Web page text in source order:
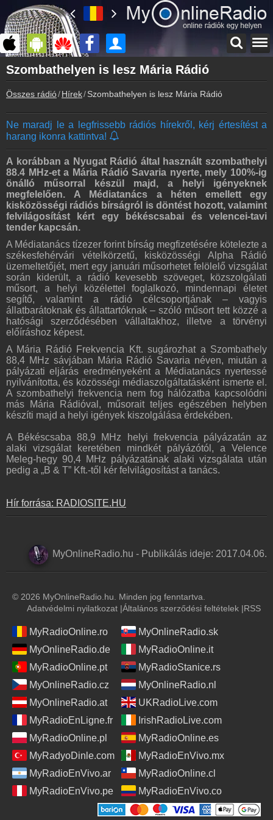
Főoldal
myonlineradio.hu
Bejelentkezés
Kapcsolat
Írj nekünk!
Partnerek
Rádiós partnerek
Rádió beágyazás
Ágyazd be weboldaladba
Online rádió készítés
Készítés lépésről lépésre
Szombathelyen is lesz Mária Rádió
Összes rádió Hírek Szombathelyen is lesz Mária Rádió
Ne maradj le a legfrissebb rádiós hírekről, kérj értesítést a
harang ikonra kattintva!
A korábban a Nyugat Rádió által használt szombathelyi
88.4 MHz-et a Mária Rádió Savaria nyerte, mely 100%-ig
önálló műsorral készül majd, a helyi igényeknek
megfelelően. A Médiatanács a héten emellett egy
kisközösségi rádiós bírságról is döntést hozott, valamint
felvilágosítást kért egy békéscsabai és velencei-tavi
tender kapcsán.
A Médiatanács tízezer forint bírság megfizetésére kötelezte a
székesfehérvári vételkörzetű, kisközösségi Alpha Rádió
üzemeltetőjét, mert egy januári műsorhetet felölelő vizsgálat
során kiderült, a rádió kevesebb szöveget, közszolgálati
műsort, a helyi közélettel foglalkozó, mindennapi életet
segítő, valamint a rádió célcsoportjának – vagyis
állatbarátoknak és állattartóknak – szóló műsort tett közzé a
hatósági szerződésében vállaltakhoz, illetve a törvényi
előíráshoz képest.
A Mária Rádió Frekvencia Kft. sugározhat a Szombathely
88,4 MHz sávjában Mária Rádió Savaria néven, miután a
pályázati eljárás eredményeként a Médiatanács nyertessé
nyilvánította, és közösségi médiaszolgáltatásként ismerte el.
A szombathelyi frekvencia nem fog hálózatba kapcsolódni
más Mária Rádióval, műsorait teljes egészében helyben
készíti majd a helyi igények kiszolgálása érdekében.
A Békéscsaba 88,9 MHz helyi frekvencia pályázatán az
alaki vizsgálat keretében mindkét pályázótól, a Velence
Meleg-hegy 90,4 MHz pályázatának alaki vizsgálata után
pedig a „B & T” Kft.-től kér felvilágosítást a tanács.
Hír forrása: RADIOSITE.HU
MyOnlineRadio.hu - Publikálás ideje: 2017.04.06.
© 2026 MyOnlineRadio.hu. Minden jog fenntartva.
Adatvédelmi nyilatkozat |Általános szerződési feltételek |RSS
MyRadioOnline.ro
MyOnlineRadio.sk
MyOnlineRadio.de
MyRadioOnline.it
MyRadioOnline.pt
MyRadioStanice.rs
MyOnlineRadio.cz
MyOnlineRadio.nl
MyOnlineRadio.at
UKRadioLive.com
MyRadioEnLigne.fr
IrishRadioLive.com
MyRadioOnline.pl
MyRadioOnline.es
MyRadyoDinle.com
MyRadioEnVivo.mx
MyRadioEnVivo.ar
MyRadioOnline.cl
MyRadioEnVivo.pe
MyRadioEnVivo.co